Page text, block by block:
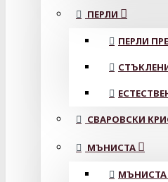
ПЕРЛИ
ПЕРЛИ
СВАРОВСКИ
МЪНИСТА
МЪНИСТА